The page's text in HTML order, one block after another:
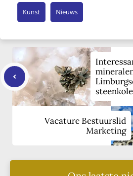
Kunst Nieuws
Vacature Bestuurslid
Marketing